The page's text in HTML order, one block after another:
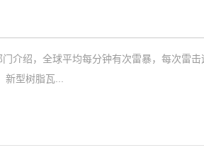
介绍，全球平均每分钟有次雷暴，每次雷
型树脂瓦...